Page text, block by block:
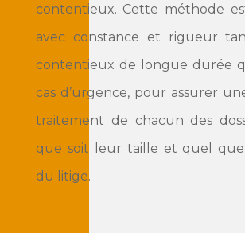
contentieux. Cette méthode
avec constance et rigueur
contentieux de longue durée
cas d’urgence, pour assurer
traitement de chacun des
que soit leur taille et quel que
du litige.